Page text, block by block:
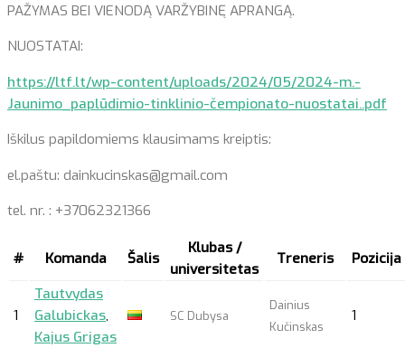
PAŽYMAS BEI VIENODĄ VARŽYBINĘ APRANGĄ.
NUOSTATAI:
https://ltf.lt/wp-content/uploads/2024/05/2024-m.-
Jaunimo_paplūdimio-tinklinio-čempionato-nuostatai..pdf
Iškilus papildomiems klausimams kreiptis:
el.paštu: dainkucinskas@gmail.com
tel. nr. : +37062321366
# Komanda Šalis
Klubas /
universitetas
Treneris Pozicija
1
Tautvydas
Galubickas,
Kajus Grigas
SC Dubysa
Dainius
Kučinskas
1